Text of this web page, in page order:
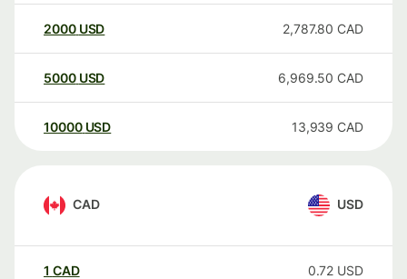
2000 USD 2,787.80 CAD
5000 USD 6,969.50 CAD
10000 USD 13,939 CAD
CAD USD
1 CAD 0.72 USD